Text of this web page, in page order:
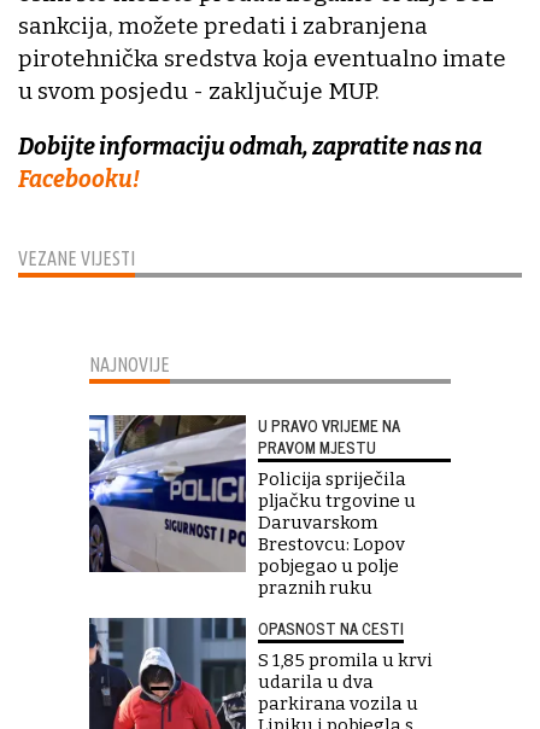
VEZANE VIJESTI
sankcija, možete predati i zabranjena
pirotehnička sredstva koja eventualno imate
u svom posjedu - zaključuje MUP.
Dobijte informaciju odmah, zapratite nas na
Facebooku!
NAJNOVIJE
U PRAVO VRIJEME NA
PRAVOM MJESTU
Policija spriječila
pljačku trgovine u
Daruvarskom
Brestovcu: Lopov
pobjegao u polje
praznih ruku
OPASNOST NA CESTI
S 1,85 promila u krvi
udarila u dva
parkirana vozila u